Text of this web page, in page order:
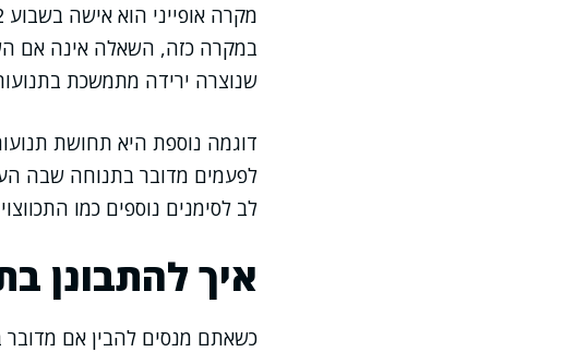
במקרה כזה, השאלה אינה אם
שנוצרה ירידה מתמשכת
דוגמה נוספת היא תחושת
לפעמים מדובר בתנוחה שבה
לב לסימנים נוספים כמו
איך להתבונן
כשאתם מנסים להבין אם מדובר